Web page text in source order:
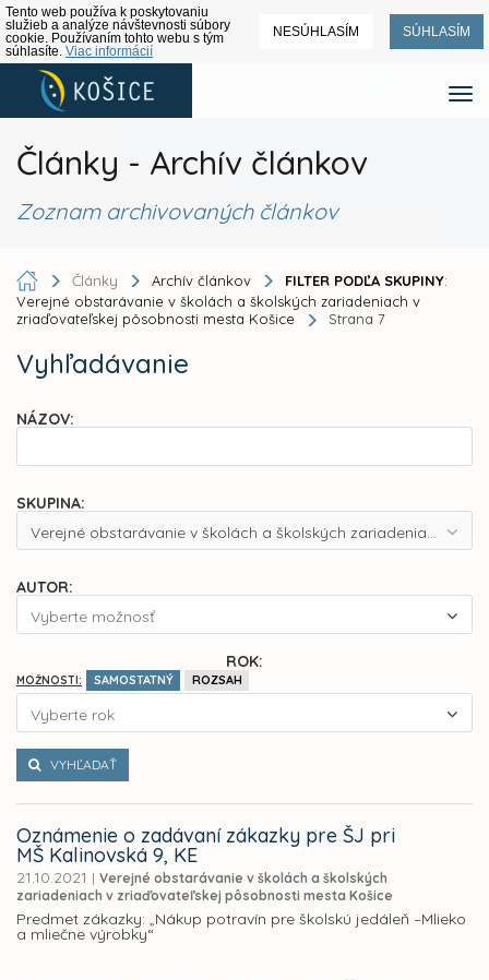
Tento web používa k poskytovaniu
služieb a analýze návštevnosti súbory
cookie. Používaním tohto webu s tým
súhlasíte. Viac informácií
NESÚHLASÍM SÚHLASÍM
Články - Archív článkov
Zoznam archivovaných článkov
Články Archív článkov FILTER PODĽA SKUPINY:
Verejné obstarávanie v školách a školských zariadeniach v
zriaďovateľskej pôsobnosti mesta Košice
Strana 7
Vyhľadávanie
NÁZOV:
SKUPINA:
Verejné obstarávanie v školách a školských zariadeniach v zriaďovateľskej pôsobnosti mesta Košice
AUTOR:
Vyberte možnosť
ROK:
MOŽNOSTI: SAMOSTATNÝ ROZSAH
Vyberte rok
VYHĽADAŤ
Oznámenie o zadávaní zákazky pre ŠJ pri
MŠ Kalinovská 9, KE
21.10.2021 | Verejné obstarávanie v školách a školských
zariadeniach v zriaďovateľskej pôsobnosti mesta Košice
Predmet zákazky: „Nákup potravín pre školskú jedáleň –Mlieko
a mliečne výrobky“